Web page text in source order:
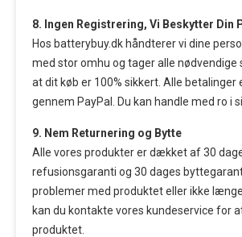
8. Ingen Registrering, Vi Beskytter Din
Hos batterybuy.dk håndterer vi dine
med stor omhu og tager alle nødvendige
at dit køb er 100% sikkert. Alle betalinger
gennem PayPal. Du kan handle med ro i
9. Nem Returnering og Bytte
Alle vores produkter er dækket af 30
refusionsgaranti og 30 dages
problemer med produktet eller ikke
kan du kontakte vores kundeservice for
produktet.